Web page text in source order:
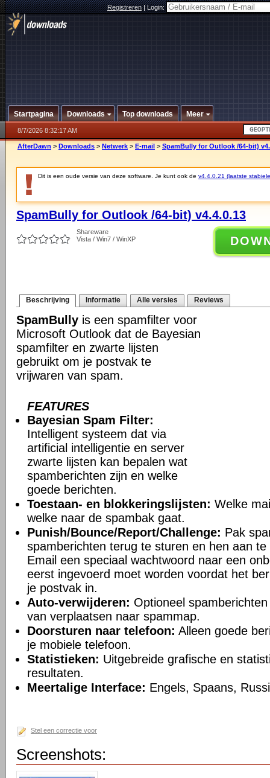
Registreren|Login:
Startpagina Downloads Top downloads Meer
8/7/2026 8:32:17 AM
AfterDawn > Downloads > Netwerk > E-mail > SpamBully for Outlook /64-bit)
Dit is een oude versie van deze software. Je kunt ook de v4.4.0.21 (laatste
SpamBully for Outlook /64-bit) v4.4.0.13
Shareware
Vista / Win7 / WinXP
Beschrijving Informatie Alle versies Reviews
SpamBully is een spamfilter voor
Microsoft Outlook dat de Bayesian
spamfilter en zwarte lijsten
gebruikt om je postvak te
vrijwaren van spam.
FEATURES
Bayesian Spam Filter:
Intelligent systeem dat via
artificial intelligentie en server
zwarte lijsten kan bepalen wat
spamberichten zijn en welke
goede berichten.
Toestaan- en blokkeringslijsten: Welke
welke naar de spambak gaat.
Punish/Bounce/Report/Challenge: Pak
spamberichten terug te sturen en hen aan
Email een speciaal wachtwoord naar een
eerst ingevoerd moet worden voordat het
je postvak in.
Auto-verwijderen: Optioneel
van verplaatsen naar spammap.
Doorsturen naar telefoon: Alleen goede
je mobiele telefoon.
Statistieken: Uitgebreide grafische en
resultaten.
Meertalige Interface: Engels, Spaans,
Stel een correctie voor
Screenshots: